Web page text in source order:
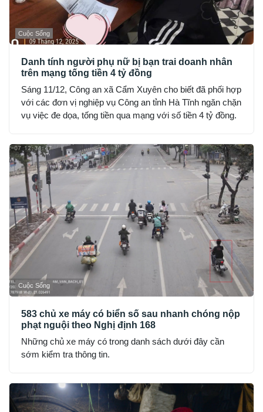
Cuộc Sống
Danh tính người phụ nữ bị bạn trai doanh nhân
trên mạng tống tiền 4 tỷ đồng
Sáng 11/12, Công an xã Cẩm Xuyên cho biết đã phối hợp
với các đơn vị nghiệp vụ Công an tỉnh Hà Tĩnh ngăn chặn
vụ việc đe dọa, tống tiền qua mạng với số tiền 4 tỷ đồng.
Cuộc Sống
583 chủ xe máy có biển số sau nhanh chóng nộp
phạt nguội theo Nghị định 168
Những chủ xe máy có trong danh sách dưới đây cần
sớm kiểm tra thông tin.